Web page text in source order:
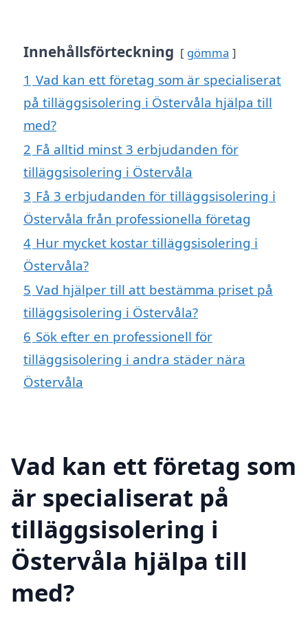
Innehållsförteckning gömma
1 Vad kan ett företag som är specialiserat
på tilläggsisolering i Östervåla hjälpa till
med?
2 Få alltid minst 3 erbjudanden för
tilläggsisolering i Östervåla
3 Få 3 erbjudanden för tilläggsisolering i
Östervåla från professionella företag
4 Hur mycket kostar tilläggsisolering i
Östervåla?
5 Vad hjälper till att bestämma priset på
tilläggsisolering i Östervåla?
6 Sök efter en professionell för
tilläggsisolering i andra städer nära
Östervåla
Vad kan ett företag som
är specialiserat på
tilläggsisolering i
Östervåla hjälpa till
med?